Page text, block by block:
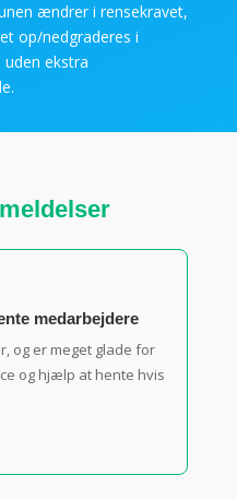
ændrer i rensekravet,
op/nedgraderes i
uden ekstra
medarbejdere
og er meget glade for
og hjælp at hente hvis